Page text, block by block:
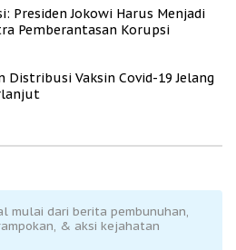
Presiden Jokowi Harus Menjadi
Pemberantasan Korupsi
Distribusi Vaksin Covid-19 Jelang
mulai dari berita pembunuhan,
& aksi kejahatan